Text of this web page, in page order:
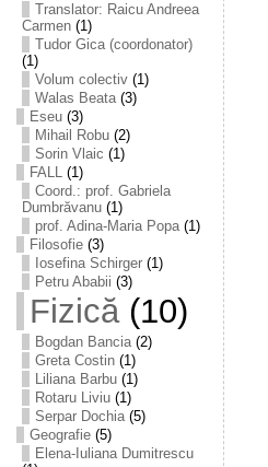
Translator: Raicu Andreea
Carmen(1)
Tudor Gica (coordonator)
(1)
Volum colectiv(1)
Walas Beata(3)
Eseu(3)
Mihail Robu(2)
Sorin Vlaic (1)
FALL(1)
Coord.: prof. Gabriela
Dumbrăvanu(1)
prof. Adina-Maria Popa(1)
Filosofie(3)
Iosefina Schirger(1)
Petru Ababii (3)
Fizică(10)
Bogdan Bancia(2)
Greta Costin(1)
Liliana Barbu(1)
Rotaru Liviu(1)
Serpar Dochia(5)
Geografie(5)
Elena-Iuliana Dumitrescu